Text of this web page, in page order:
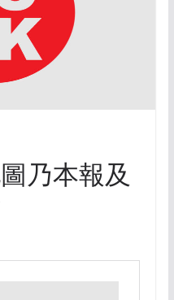
乃本報及